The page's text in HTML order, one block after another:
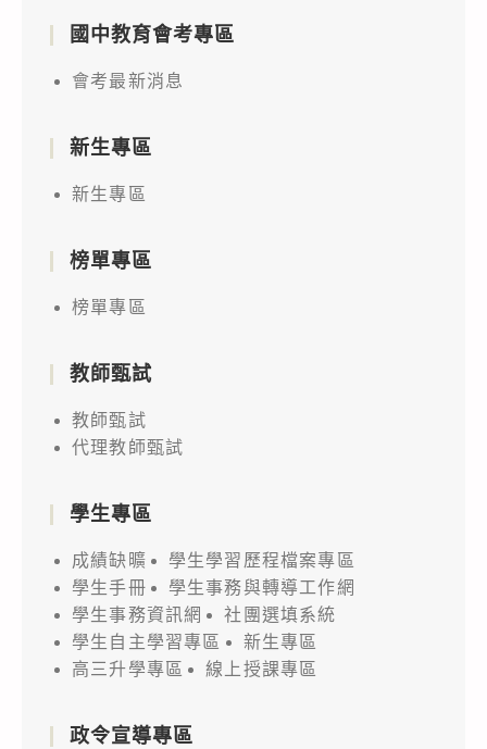
國中教育會考專區
會考最新消息
新生專區
新生專區
榜單專區
榜單專區
教師甄試
教師甄試
代理教師甄試
學生專區
成績缺曠
學生學習歷程檔案專區
學生手冊
學生事務與轉導工作網
學生事務資訊網
社團選填系統
學生自主學習專區
新生專區
高三升學專區
線上授課專區
政令宣導專區